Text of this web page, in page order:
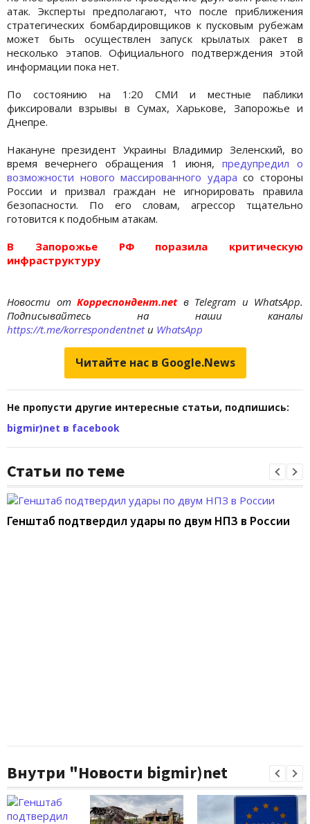
атак. Эксперты предполагают, что после приближения
стратегических бомбардировщиков к пусковым рубежам
может быть осуществлен запуск крылатых ракет в
несколько этапов. Официального подтверждения этой
информации пока нет.
По состоянию на 1:20 СМИ и местные паблики
фиксировали взрывы в Сумах, Харькове, Запорожье и
Днепре.
Накануне президент Украины Владимир Зеленский, во
время вечернего обращения 1 июня, предупредил о
возможности нового массированного удара со стороны
России и призвал граждан не игнорировать правила
безопасности. По его словам, агрессор тщательно
готовится к подобным атакам.
В Запорожье РФ поразила критическую
инфраструктуру
Новости отКорреспондент.net в Telegram и WhatsApp.
Подписывайтесь на наши каналы
https://t.me/korrespondentnetи WhatsApp
Читайте нас в Google.News
Не пропусти другие интересные статьи, подпишись:
bigmir)net в facebook
Статьи по теме
Генштаб подтвердил удары по двум НПЗ в России
Внутри "Новости bigmir)net